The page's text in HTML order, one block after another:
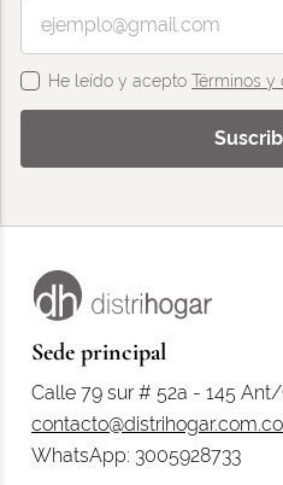
He leído y aceptoTérminos y
Sede principal
Calle 79 sur # 52a - 145
contacto@distrihogar.com.co
WhatsApp: 3005928733